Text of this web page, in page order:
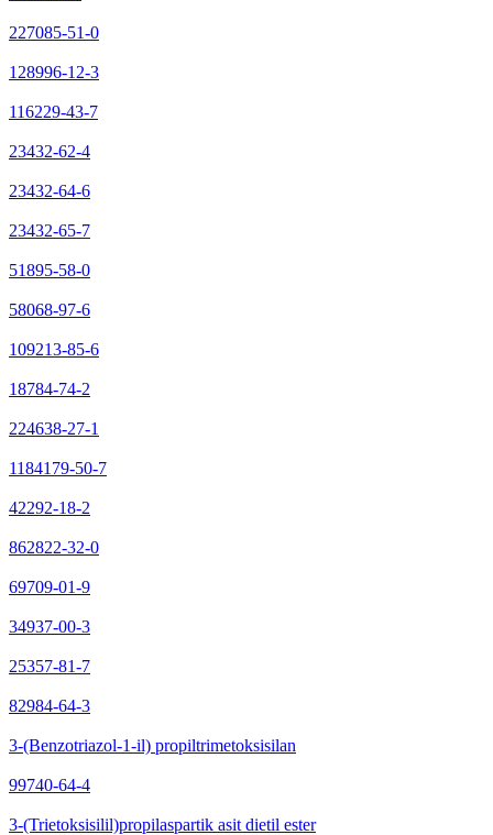
227085-51-0
128996-12-3
116229-43-7
23432-62-4
23432-64-6
23432-65-7
51895-58-0
58068-97-6
109213-85-6
18784-74-2
224638-27-1
1184179-50-7
42292-18-2
862822-32-0
69709-01-9
34937-00-3
25357-81-7
82984-64-3
3-(Benzotriazol-1-il) propiltrimetoksisilan
99740-64-4
3-(Trietoksisilil)propilaspartik asit dietil ester